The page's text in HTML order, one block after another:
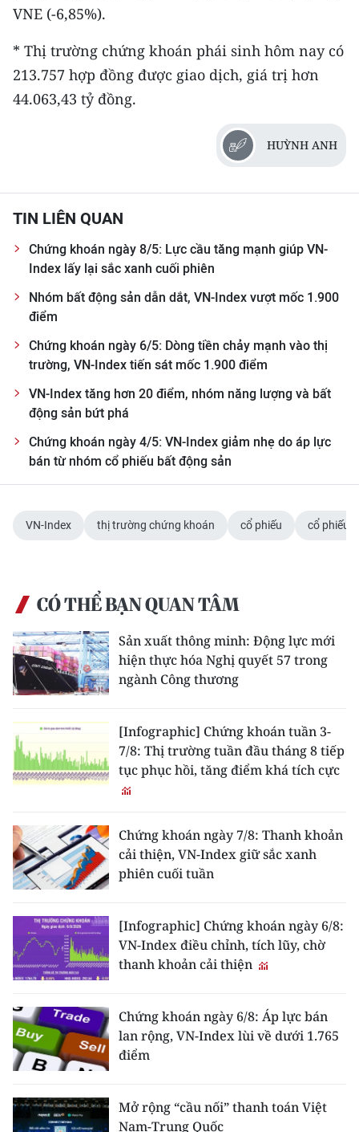
VNE (-6,85%).
* Thị trường chứng khoán phái sinh hôm nay có
213.757 hợp đồng được giao dịch, giá trị hơn
44.063,43 tỷ đồng.
HUỲNH ANH
TIN LIÊN QUAN
Chứng khoán ngày 8/5: Lực cầu tăng mạnh giúp VN-
Index lấy lại sắc xanh cuối phiên
Nhóm bất động sản dẫn dắt, VN-Index vượt mốc 1.900
điểm
Chứng khoán ngày 6/5: Dòng tiền chảy mạnh vào thị
trường, VN-Index tiến sát mốc 1.900 điểm
VN-Index tăng hơn 20 điểm, nhóm năng lượng và bất
động sản bứt phá
Chứng khoán ngày 4/5: VN-Index giảm nhẹ do áp lực
bán từ nhóm cổ phiếu bất động sản
VN-Index thị trường chứng khoán cổ phiếu cổ phiếu
CÓ THỂ BẠN QUAN TÂM
Sản xuất thông minh: Động lực mới
hiện thực hóa Nghị quyết 57 trong
ngành Công thương
[Infographic] Chứng khoán tuần 3-
7/8: Thị trường tuần đầu tháng 8 tiếp
tục phục hồi, tăng điểm khá tích cực
Chứng khoán ngày 7/8: Thanh khoản
cải thiện, VN-Index giữ sắc xanh
phiên cuối tuần
[Infographic] Chứng khoán ngày 6/8:
VN-Index điều chỉnh, tích lũy, chờ
thanh khoản cải thiện
Chứng khoán ngày 6/8: Áp lực bán
lan rộng, VN-Index lùi về dưới 1.765
điểm
Mở rộng “cầu nối” thanh toán Việt
Nam-Trung Quốc